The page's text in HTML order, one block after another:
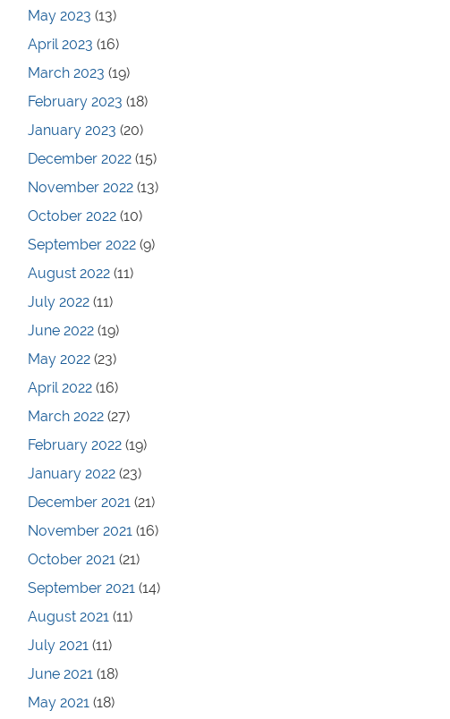
May 2023 (13)
April 2023 (16)
March 2023 (19)
February 2023 (18)
January 2023 (20)
December 2022 (15)
November 2022 (13)
October 2022 (10)
September 2022 (9)
August 2022 (11)
July 2022 (11)
June 2022 (19)
May 2022 (23)
April 2022 (16)
March 2022 (27)
February 2022 (19)
January 2022 (23)
December 2021 (21)
November 2021 (16)
October 2021 (21)
September 2021 (14)
August 2021 (11)
July 2021 (11)
June 2021 (18)
May 2021 (18)